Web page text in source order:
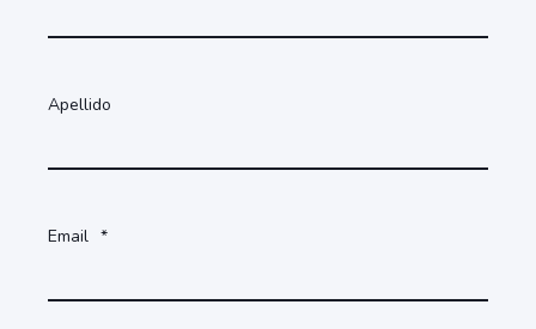
Apellido
Email *